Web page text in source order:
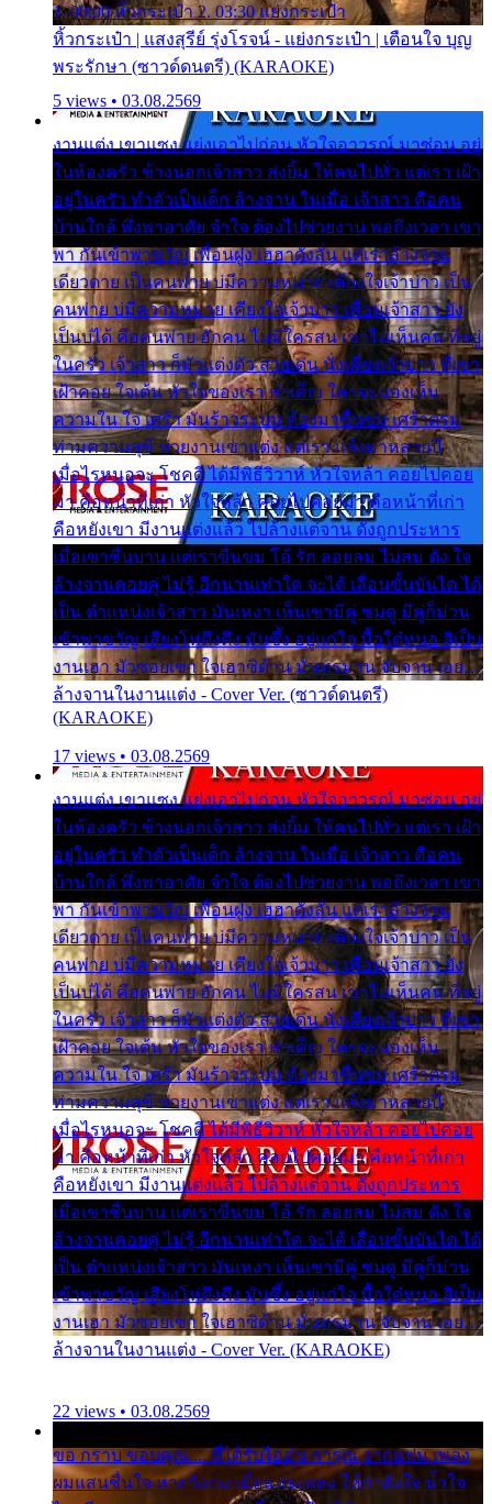
1. 00:00 หิ้วกระเป๋า 2. 03:30 แย่งกระเป๋า
หิ้วกระเป๋า | แสงสุรีย์ รุ่งโรจน์ - แย่งกระเป๋า | เตือนใจ บุญ
พระรักษา (ซาวด์ดนตรี) (KARAOKE)
5 views • 03.08.2569
งานแต่ง เขาแซง แย่งเอาไปก่อน หัวใจอาวรณ์ มาซ่อน อยู่
ในห้องครัว ข้างนอกเจ้าสาว ส่งยิ้ม ให้คนไปทั่ว แต่เรา เฝ้า
อยู่ในครัว ทำตัวเป็นเด็ก ล้างจาน ในเมื่อ เจ้าสาว คือคน
บ้านใกล้ พึ่งพาอาศัย จำใจ ต้องไปช่วยงาน พอถึงเวลา เขา
พา กันเข้าพาขวัญ เพื่อนฝูง เฮฮาดังลั่น แต่เราล้างจาน
เดียวดาย เป็นคนพ่าย บ่มีความหมาย เคียงใจเจ้าบ่าว เป็น
คนพ่าย บ่มีความหมาย เคียงใจเจ้าบ่าว เพื่อนเจ้าสาว ยัง
เป็นบ่ได้ คือคนพ่าย ฮักคน ไม่มีใครสน เขาไม่เห็นคน ที่อยู่
ในครัว เจ้าสาว ก็มัวแต่งตัว สวยเด่น นั่งเคียงเจ้าบ่าว ที่เขา
เฝ้าคอย ใจเต้น หัวใจของเรา ลำเค็ญ ใครจะมองเห็น
ความใน ใจ เศร้า มันร้าวระบม ต้องมาขื่นขม เศร้าตรม
ท่ามความสุขี ช่วยงานเขาแต่ง แต่เรา แล้งมาหลายปี
เมื่อไรหนอจะ โชคดี ได้มีพิธีวิวาห์ หัวใจหล้า คอยไปคอย
มา คือหน้าที่เก่า หัวใจหล้า คอยไปคอยมา คือหน้าที่เก่า
คือหยังเขา มีงานแต่งแล้ว ไปล้างแต่จาน ดั่งถูกประหาร
เมื่อเขาชื่นบาน แต่เราขื่นขม โอ้ รัก ลอยลม ไม่สม ดัง ใจ
ล้างจานคอยคู่ ไม่รู้ อีกนานเท่าใด จะได้ เลื่อนขั้นบันได ได้
เป็น ตำแหน่งเจ้าสาว มันเหงา เห็นเขามีคู่ ซมดู มีคู่ก็ม่วน
เข้าพาขวัญ เสียงโห่ตึงตึง มันซึ้ง อยู่แก่ใจ มื้อใด๋หนอ สิเป็น
งานเฮา มัวซอยเขา ใจเฮาซิด้าน มันทรมาน จับจาน เอย…
ล้างจานในงานแต่ง - Cover Ver. (ซาวด์ดนตรี)
(KARAOKE)
17 views • 03.08.2569
งานแต่ง เขาแซง แย่งเอาไปก่อน หัวใจอาวรณ์ มาซ่อน อยู่
ในห้องครัว ข้างนอกเจ้าสาว ส่งยิ้ม ให้คนไปทั่ว แต่เรา เฝ้า
อยู่ในครัว ทำตัวเป็นเด็ก ล้างจาน ในเมื่อ เจ้าสาว คือคน
บ้านใกล้ พึ่งพาอาศัย จำใจ ต้องไปช่วยงาน พอถึงเวลา เขา
พา กันเข้าพาขวัญ เพื่อนฝูง เฮฮาดังลั่น แต่เราล้างจาน
เดียวดาย เป็นคนพ่าย บ่มีความหมาย เคียงใจเจ้าบ่าว เป็น
คนพ่าย บ่มีความหมาย เคียงใจเจ้าบ่าว เพื่อนเจ้าสาว ยัง
เป็นบ่ได้ คือคนพ่าย ฮักคน ไม่มีใครสน เขาไม่เห็นคน ที่อยู่
ในครัว เจ้าสาว ก็มัวแต่งตัว สวยเด่น นั่งเคียงเจ้าบ่าว ที่เขา
เฝ้าคอย ใจเต้น หัวใจของเรา ลำเค็ญ ใครจะมองเห็น
ความใน ใจ เศร้า มันร้าวระบม ต้องมาขื่นขม เศร้าตรม
ท่ามความสุขี ช่วยงานเขาแต่ง แต่เรา แล้งมาหลายปี
เมื่อไรหนอจะ โชคดี ได้มีพิธีวิวาห์ หัวใจหล้า คอยไปคอย
มา คือหน้าที่เก่า หัวใจหล้า คอยไปคอยมา คือหน้าที่เก่า
คือหยังเขา มีงานแต่งแล้ว ไปล้างแต่จาน ดั่งถูกประหาร
เมื่อเขาชื่นบาน แต่เราขื่นขม โอ้ รัก ลอยลม ไม่สม ดัง ใจ
ล้างจานคอยคู่ ไม่รู้ อีกนานเท่าใด จะได้ เลื่อนขั้นบันได ได้
เป็น ตำแหน่งเจ้าสาว มันเหงา เห็นเขามีคู่ ซมดู มีคู่ก็ม่วน
เข้าพาขวัญ เสียงโห่ตึงตึง มันซึ้ง อยู่แก่ใจ มื้อใด๋หนอ สิเป็น
งานเฮา มัวซอยเขา ใจเฮาซิด้าน มันทรมาน จับจาน เอย…
ล้างจานในงานแต่ง - Cover Ver. (KARAOKE)
22 views • 03.08.2569
ขอ กราบ ขอบคุณ.... ที่ได้รับไออุ่น การุณ จากแฟน เพลง
ผมแสนชื่นใจ หายวังเวง เมื่อแฟนเพลง ให้กำลังใจ น้ำใจ